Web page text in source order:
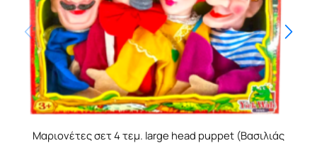
Μαριονέτες σετ 4 τεμ. large head puppet (Βασιλιάς